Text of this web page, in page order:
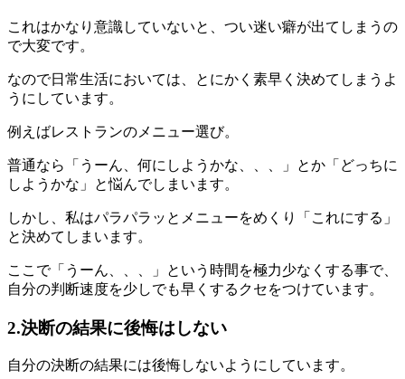
これはかなり意識していないと、つい迷い癖が出てしまうの
で大変です。
なので日常生活においては、とにかく素早く決めてしまうよ
うにしています。
例えばレストランのメニュー選び。
普通なら「うーん、何にしようかな、、、」とか「どっちに
しようかな」と悩んでしまいます。
しかし、私はパラパラッとメニューをめくり「これにする」
と決めてしまいます。
ここで「うーん、、、」という時間を極力少なくする事で、
自分の判断速度を少しでも早くするクセをつけています。
2.決断の結果に後悔はしない
自分の決断の結果には後悔しないようにしています。